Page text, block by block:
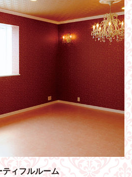
ティフルルーム